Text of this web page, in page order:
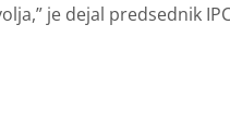
je dejal predsednik